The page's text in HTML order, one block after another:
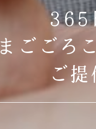
365
まごごろ
ご提